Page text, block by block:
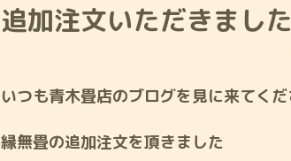
追加注文いただきまし
いつも青木畳店のブログを見に来てく
縁無畳の追加注文を頂きました